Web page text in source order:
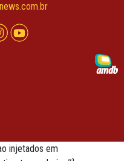
injetados em